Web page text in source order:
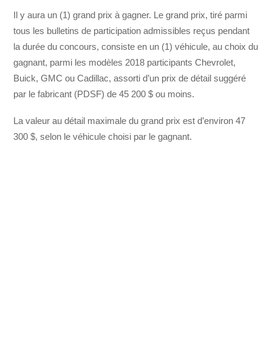
Il y aura un (1) grand prix à gagner. Le grand prix, tiré parmi
tous les bulletins de participation admissibles reçus pendant
la durée du concours, consiste en un (1) véhicule, au choix du
gagnant, parmi les modèles 2018 participants Chevrolet,
Buick, GMC ou Cadillac, assorti d’un prix de détail suggéré
par le fabricant (PDSF) de 45 200 $ ou moins.
La valeur au détail maximale du grand prix est d’environ 47
300 $, selon le véhicule choisi par le gagnant.